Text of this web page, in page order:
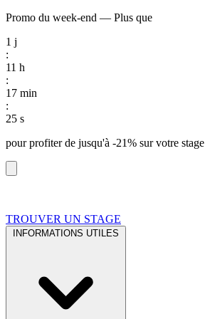
Promo du week-end — Plus que
1 j
:
11 h
:
17 min
:
24 s
pour profiter de jusqu'à -21% sur votre stage
TROUVER UN STAGE
INFORMATIONS UTILES